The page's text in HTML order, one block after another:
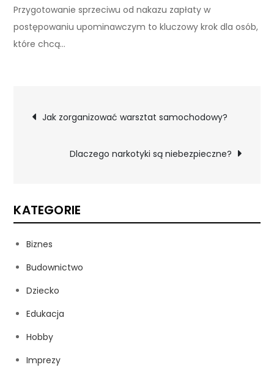
Przygotowanie sprzeciwu od nakazu zapłaty w
postępowaniu upominawczym to kluczowy krok dla osób,
które chcą…
Nawigacja
wpisu
Jak zorganizować warsztat samochodowy?
Dlaczego narkotyki są niebezpieczne?
KATEGORIE
Biznes
Budownictwo
Dziecko
Edukacja
Hobby
Imprezy